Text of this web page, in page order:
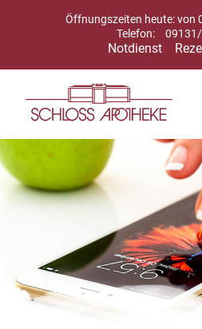
Öffnungszeiten heute: von
Telefon:
Notdienst